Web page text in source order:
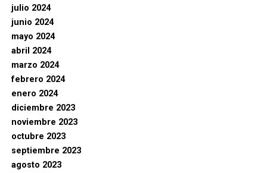
julio 2024
junio 2024
mayo 2024
abril 2024
marzo 2024
febrero 2024
enero 2024
diciembre 2023
noviembre 2023
octubre 2023
septiembre 2023
agosto 2023